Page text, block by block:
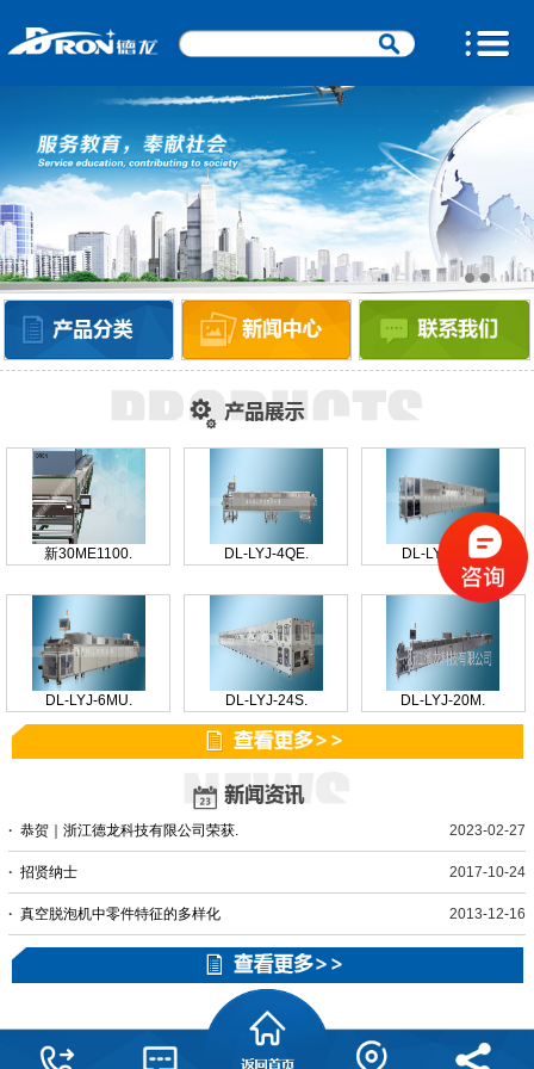
新30ME1100. DL-LYJ-4QE. DL-LYJ-12S.
DL-LYJ-6MU. DL-LYJ-24S. DL-LYJ-20M.
· 恭贺｜浙江德龙科技有限公司荣获. 2023-02-27
· 招贤纳士 2017-10-24
· 真空脱泡机中零件特征的多样化 2013-12-16